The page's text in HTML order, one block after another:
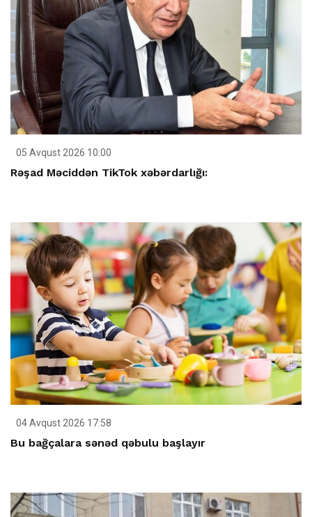
05 Avqust 2026 10:00
Rəşad Məciddən TikTok xəbərdarlığı:
04 Avqust 2026 17:58
Bu bağçalara sənəd qəbulu başlayır